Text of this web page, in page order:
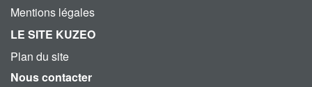
Mentions légales
LE SITE KUZEO
Plan du site
Nous contacter